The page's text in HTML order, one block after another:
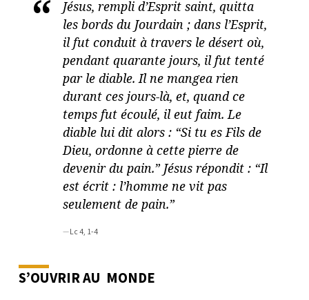
Jésus, rempli d’Esprit saint, quitta
les bords du Jourdain ; dans l’Esprit,
il fut conduit à travers le désert où,
pendant quarante jours, il fut tenté
par le diable. Il ne mangea rien
durant ces jours-là, et, quand ce
temps fut écoulé, il eut faim. Le
diable lui dit alors : “Si tu es Fils de
Dieu, ordonne à cette pierre de
devenir du pain.” Jésus répondit : “Il
est écrit : l’homme ne vit pas
seulement de pain.”
Lc 4, 1-4
S’OUVRIR AU MONDE